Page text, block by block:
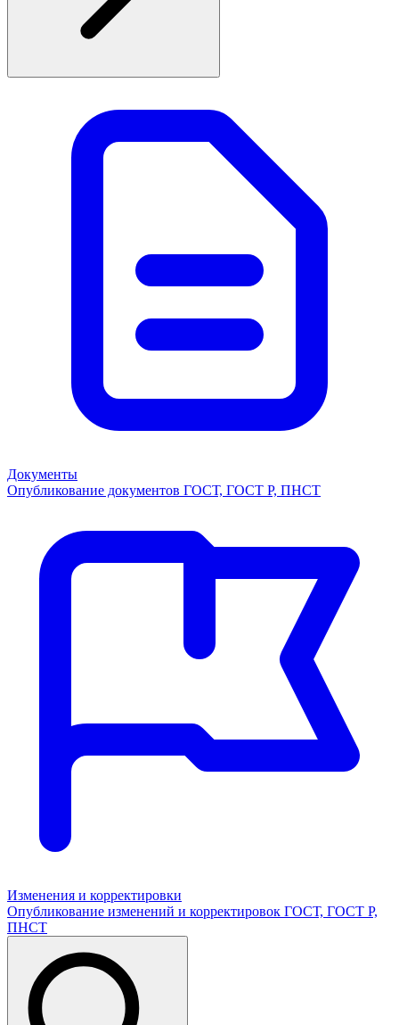
Документы
Опубликование документов ГОСТ, ГОСТ Р, ПНСТ
Изменения и корректировки
Опубликование изменений и корректировок ГОСТ, ГОСТ Р,
ПНСТ